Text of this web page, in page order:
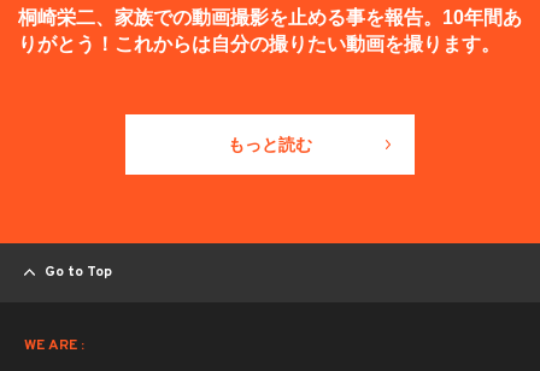
桐崎栄二、家族での動画撮影を止める事を報告。10年間あ
りがとう！これからは自分の撮りたい動画を撮ります。
もっと読む
Go to Top
WE ARE :